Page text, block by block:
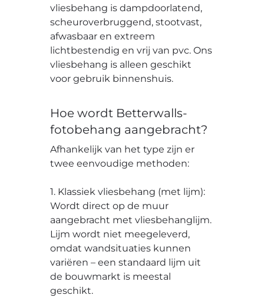
vliesbehang is dampdoorlatend,
scheuroverbruggend, stootvast,
afwasbaar en extreem
lichtbestendig en vrij van pvc. Ons
vliesbehang is alleen geschikt
voor gebruik binnenshuis.
Hoe wordt Betterwalls-
fotobehang aangebracht?
Afhankelijk van het type zijn er
twee eenvoudige methoden:
1. Klassiek vliesbehang (met lijm):
Wordt direct op de muur
aangebracht met vliesbehanglijm.
Lijm wordt niet meegeleverd,
omdat wandsituaties kunnen
variëren – een standaard lijm uit
de bouwmarkt is meestal
geschikt.